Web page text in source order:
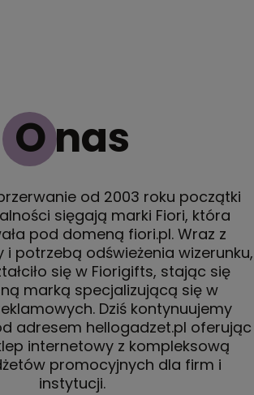
O nas
od 2003 roku początki
sięgają marki Fiori, która
pod domeną fiori.pl. Wraz z
potrzebą odświeżenia wizerunku,
się w Fiorigifts, stając się
marką specjalizującą się w
Dziś kontynuujemy
adresem hellogadzet.pl oferując
internetowy z kompleksową
promocyjnych dla firm i
instytucji.